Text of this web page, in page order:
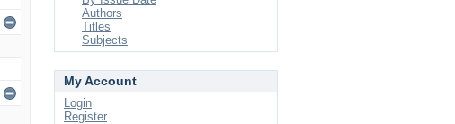
Authors
Titles
Subjects
My Account
Login
Register